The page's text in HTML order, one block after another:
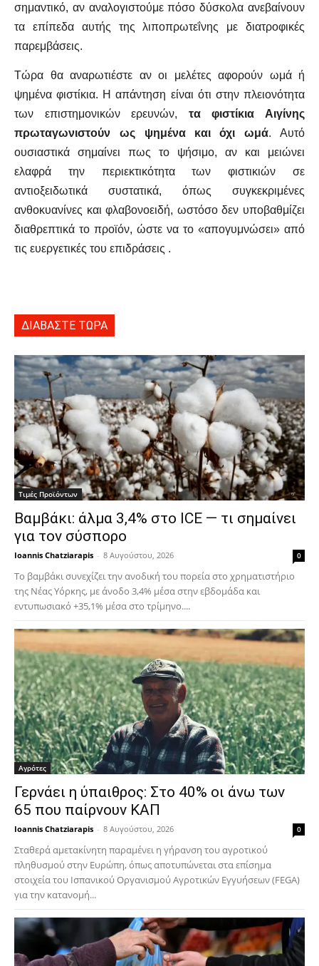
σημαντικό, αν αναλογιστούμε πόσο δύσκολα ανεβαίνουν
τα επίπεδα αυτής της λιποπρωτεΐνης με διατροφικές
παρεμβάσεις.
Τώρα θα αναρωτιέστε αν οι μελέτες αφορούν ωμά ή
ψημένα φιστίκια. Η απάντηση είναι ότι στην πλειονότητα
των επιστημονικών ερευνών, τα φιστίκια Αιγίνης
πρωταγωνιστούν ως ψημένα και όχι ωμά. Αυτό
ουσιαστικά σημαίνει πως το ψήσιμο, αν και μειώνει
ελαφρά την περιεκτικότητα των φιστικιών σε
αντιοξειδωτικά συστατικά, όπως συγκεκριμένες
ανθοκυανίνες και φλαβονοειδή, ωστόσο δεν υποβαθμίζει
διαθρεπτικά το προϊόν, ώστε να το «απογυμνώσει» από
τις ευεργετικές του επιδράσεις .
ΔΙΑΒΑΣΤΕ ΤΩΡΑ
Τιμές Προϊόντων
Βαμβάκι: άλμα 3,4% στο ICE — τι σημαίνει
για τον σύσπορο
Ioannis Chatziarapis - 8 Αυγούστου, 2026 0
Το βαμβάκι συνεχίζει την ανοδική του πορεία στο χρηματιστήριο
της Νέας Υόρκης, με άνοδο 3,4% μέσα στην εβδομάδα και
εντυπωσιακό +35,1% μέσα στο τρίμηνο....
Αγρότες
Γερνάει η ύπαιθρος: Στο 40% οι άνω των
65 που παίρνουν ΚΑΠ
Ioannis Chatziarapis - 8 Αυγούστου, 2026 0
Σταθερά αμετακίνητη παραμένει η γήρανση του αγροτικού
πληθυσμού στην Ευρώπη, όπως αποτυπώνεται στα επίσημα
στοιχεία του Ισπανικού Οργανισμού Αγροτικών Εγγυήσεων (FEGA)
για την κατανομή...